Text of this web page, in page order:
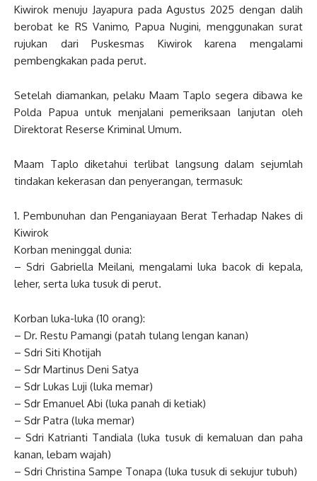
Kiwirok menuju Jayapura pada Agustus 2025 dengan dalih
berobat ke RS Vanimo, Papua Nugini, menggunakan surat
rujukan dari Puskesmas Kiwirok karena mengalami
pembengkakan pada perut.
Setelah diamankan, pelaku Maam Taplo segera dibawa ke
Polda Papua untuk menjalani pemeriksaan lanjutan oleh
Direktorat Reserse Kriminal Umum.
Maam Taplo diketahui terlibat langsung dalam sejumlah
tindakan kekerasan dan penyerangan, termasuk:
1. Pembunuhan dan Penganiayaan Berat Terhadap Nakes di
Kiwirok
Korban meninggal dunia:
– Sdri Gabriella Meilani, mengalami luka bacok di kepala,
leher, serta luka tusuk di perut.
Korban luka-luka (10 orang):
– Dr. Restu Pamangi (patah tulang lengan kanan)
– Sdri Siti Khotijah
– Sdr Martinus Deni Satya
– Sdr Lukas Luji (luka memar)
– Sdr Emanuel Abi (luka panah di ketiak)
– Sdr Patra (luka memar)
– Sdri Katrianti Tandiala (luka tusuk di kemaluan dan paha
kanan, lebam wajah)
– Sdri Christina Sampe Tonapa (luka tusuk di sekujur tubuh)